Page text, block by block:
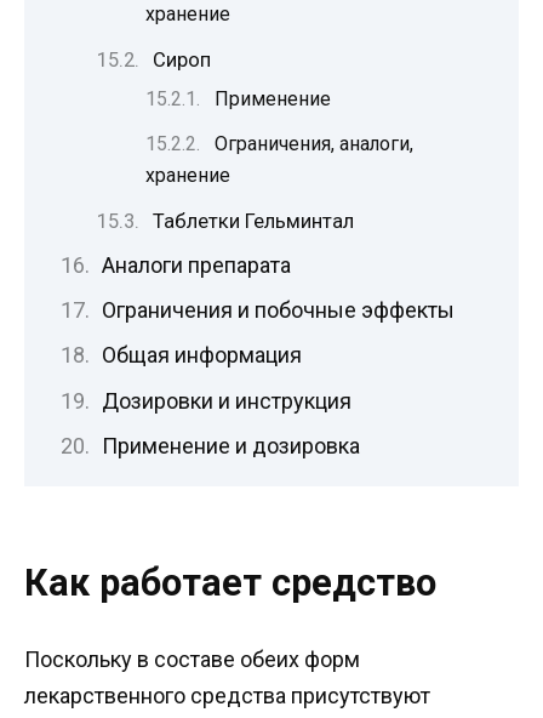
хранение
Сироп
Применение
Ограничения, аналоги,
хранение
Таблетки Гельминтал
Аналоги препарата
Ограничения и побочные эффекты
Общая информация
Дозировки и инструкция
Применение и дозировка
Как работает средство
Поскольку в составе обеих форм
лекарственного средства присутствуют